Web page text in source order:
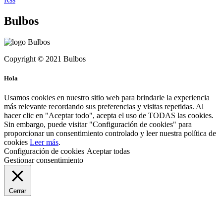
Bulbos
Copyright © 2021 Bulbos
Hola
Usamos cookies en nuestro sitio web para brindarle la experiencia
más relevante recordando sus preferencias y visitas repetidas. Al
hacer clic en "Aceptar todo", acepta el uso de TODAS las cookies.
Sin embargo, puede visitar "Configuración de cookies" para
proporcionar un consentimiento controlado y leer nuestra política de
cookies Leer más.
Configuración de cookies Aceptar todas
Gestionar consentimiento
Cerrar